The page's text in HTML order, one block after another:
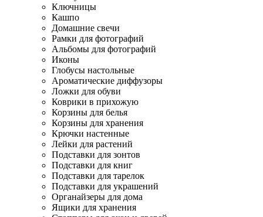
Ключницы
Кашпо
Домашние свечи
Рамки для фотографий
Альбомы для фотографий
Иконы
Глобусы настольные
Ароматические диффузоры
Ложки для обуви
Коврики в прихожую
Корзины для белья
Корзины для хранения
Крючки настенные
Лейки для растений
Подставки для зонтов
Подставки для книг
Подставки для тарелок
Подставки для украшений
Органайзеры для дома
Ящики для хранения